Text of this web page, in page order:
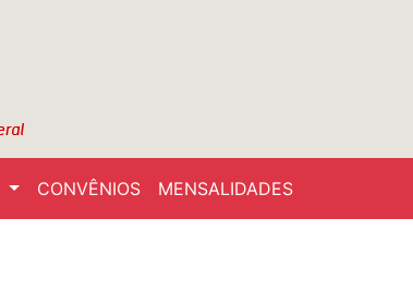
CONVÊNIOS MENSALIDADES